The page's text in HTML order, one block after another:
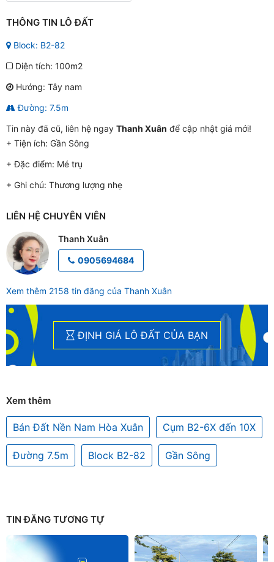
THÔNG TIN LÔ ĐẤT
Block: B2-82
Diện tích: 100m2
Hướng: Tây nam
Đường: 7.5m
Tin này đã cũ, liên hệ ngay Thanh Xuân để cập nhật giá mới!
+ Tiện ích: Gần Sông
+ Đặc điểm: Mé trụ
+ Ghi chú: Thương lượng nhẹ
LIÊN HỆ CHUYÊN VIÊN
Thanh Xuân
0905694684
Xem thêm 2158 tin đăng của Thanh Xuân
ĐỊNH GIÁ LÔ ĐẤT CỦA BẠN
Xem thêm
Bán Đất Nền Nam Hòa Xuân Cụm B2-6X đến 10X
Đường 7.5m Block B2-82 Gần Sông
TIN ĐĂNG TƯƠNG TỰ